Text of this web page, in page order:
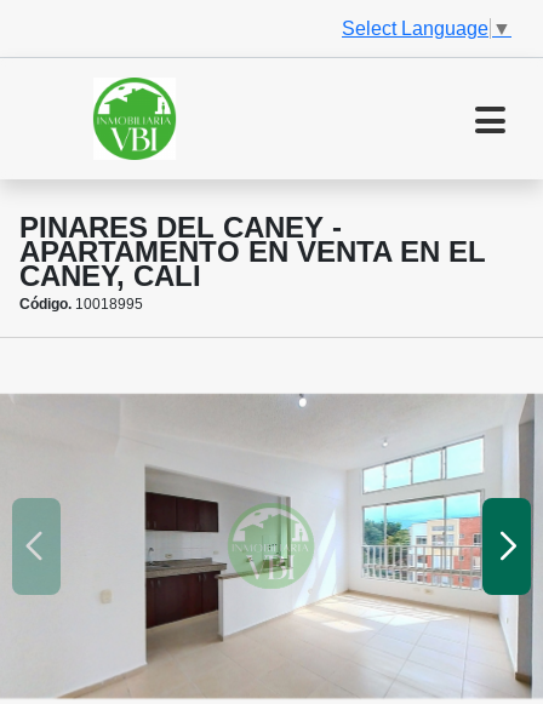
Select Language ▼
PINARES DEL CANEY -
APARTAMENTO EN VENTA EN EL
CANEY, CALI
Código. 10018995